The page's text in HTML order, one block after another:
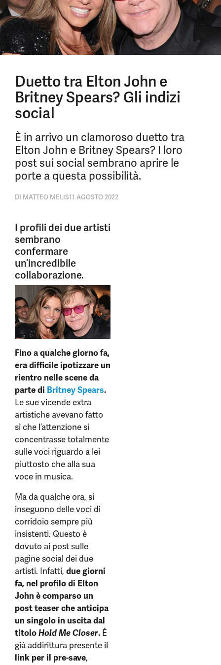
Duetto tra Elton John e
Britney Spears? Gli indizi
social
È in arrivo un clamoroso duetto tra
Elton John e Britney Spears? I loro
post sui social sembrano aprire le
porte a questa possibilità.
DI MATTEO MELIS11 AGOSTO 2022
I profili dei due artisti
sembrano
confermare
un’incredibile
collaborazione.
Fino a qualche giorno fa,
era difficile ipotizzare un
rientro nelle scene da
parte di Britney Spears.
Le sue vicende extra
artistiche avevano fatto
sì che l’attenzione si
concentrasse totalmente
sulle voci riguardo a lei
piuttosto che alla sua
voce in musica.
Ma da qualche ora, si
inseguono delle voci di
corridoio sempre più
insistenti. Questo è
dovuto ai post sulle
pagine social dei due
artisti. Infatti, due giorni
fa, nel profilo di Elton
John è comparso un
post teaser che anticipa
un singolo in uscita dal
titoloHold Me Closer. È
già addirittura presente il
link per il pre-save,